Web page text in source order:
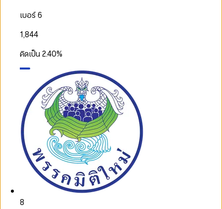
เบอร์ 6
1,844
คิดเป็น2.40%
8